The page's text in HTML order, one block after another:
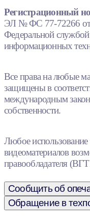
Регистрационный
ЭЛ № ФС 77-72266 от
Федеральной службой
информационных
Все права на любые
защищены в
международным
собственности.
Любое
видеоматериалов
правообладателя
Сообщить об
Обращение в